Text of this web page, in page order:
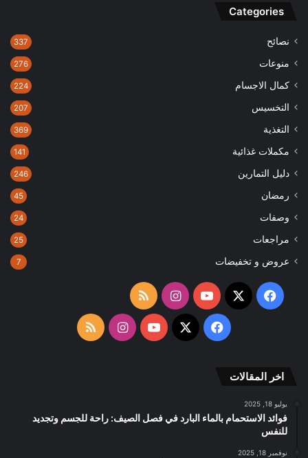
Categories
نصائح 337
منوعات 276
كمال الاجسام 224
التخسيس 207
التغذية 369
مكملات غذائية 141
دليل التمارين 246
رمضان 45
وصفات 24
مراجعات 25
عروض و تخفيضات 7
فيسبوك
‫X
‫YouTubeانستقرامملخص
الموقع
فيسبوك
‫X
‫YouTubeانستقرامملخص
اخر المقالات
يوليو 18, 2025
فوائد الاستحمام بالماء البارد في فصل الصيف: راحة للجسم وتجديد
للنفس
نوفمبر 18, 2025